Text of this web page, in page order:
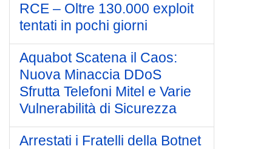
RCE – Oltre 130.000 exploit
tentati in pochi giorni
Aquabot Scatena il Caos:
Nuova Minaccia DDoS
Sfrutta Telefoni Mitel e Varie
Vulnerabilità di Sicurezza
Arrestati i Fratelli della Botnet